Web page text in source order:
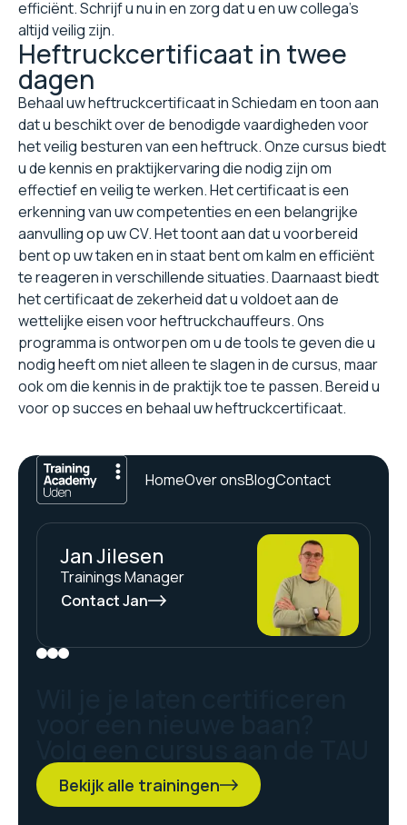
efficiënt. Schrijf u nu in en zorg dat u en uw collega's
altijd veilig zijn.
Heftruckcertificaat in twee
dagen
Behaal uw heftruckcertificaat in Schiedam en toon aan
dat u beschikt over de benodigde vaardigheden voor
het veilig besturen van een heftruck. Onze cursus biedt
u de kennis en praktijkervaring die nodig zijn om
effectief en veilig te werken. Het certificaat is een
erkenning van uw competenties en een belangrijke
aanvulling op uw CV. Het toont aan dat u voorbereid
bent op uw taken en in staat bent om kalm en efficiënt
te reageren in verschillende situaties. Daarnaast biedt
het certificaat de zekerheid dat u voldoet aan de
wettelijke eisen voor heftruckchauffeurs. Ons
programma is ontworpen om u de tools te geven die u
nodig heeft om niet alleen te slagen in de cursus, maar
ook om die kennis in de praktijk toe te passen. Bereid u
voor op succes en behaal uw heftruckcertificaat.
HomeOver onsBlogContact
Jan Jilesen
Trainings Manager
Contact Jan
Bekijk alle trainingen